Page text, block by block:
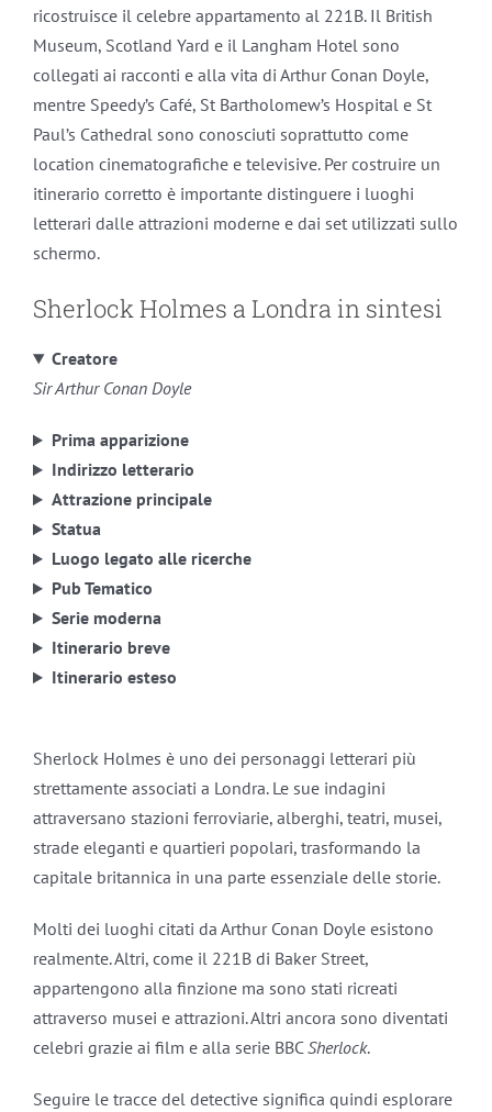
ricostruisce il celebre appartamento al 221B. Il British
Museum, Scotland Yard e il Langham Hotel sono
collegati ai racconti e alla vita di Arthur Conan Doyle,
mentre Speedy’s Café, St Bartholomew’s Hospital e St
Paul’s Cathedral sono conosciuti soprattutto come
location cinematografiche e televisive. Per costruire un
itinerario corretto è importante distinguere i luoghi
letterari dalle attrazioni moderne e dai set utilizzati sullo
schermo.
Sherlock Holmes a Londra in sintesi
Creatore
Sir Arthur Conan Doyle
Prima apparizione
Indirizzo letterario
Attrazione principale
Statua
Luogo legato alle ricerche
Pub Tematico
Serie moderna
Itinerario breve
Itinerario esteso
Sherlock Holmes è uno dei personaggi letterari più
strettamente associati a Londra. Le sue indagini
attraversano stazioni ferroviarie, alberghi, teatri, musei,
strade eleganti e quartieri popolari, trasformando la
capitale britannica in una parte essenziale delle storie.
Molti dei luoghi citati da Arthur Conan Doyle esistono
realmente. Altri, come il 221B di Baker Street,
appartengono alla finzione ma sono stati ricreati
attraverso musei e attrazioni. Altri ancora sono diventati
celebri grazie ai film e alla serie BBCSherlock.
Seguire le tracce del detective significa quindi esplorare